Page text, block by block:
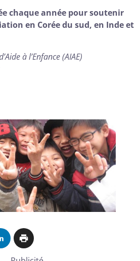
chaque année pour soutenir
en Corée du sud, en Inde et
à l’Enfance (AIAE)